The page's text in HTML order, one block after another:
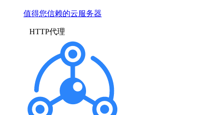
值得您信赖的云服务器
HTTP代理